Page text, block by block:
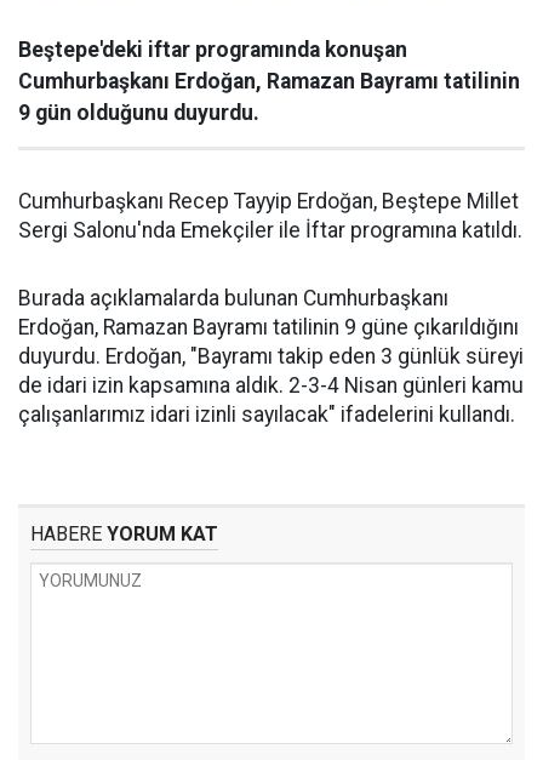
Beştepe'deki iftar programında konuşan
Cumhurbaşkanı Erdoğan, Ramazan Bayramı tatilinin
9 gün olduğunu duyurdu.
Cumhurbaşkanı Recep Tayyip Erdoğan, Beştepe Millet
Sergi Salonu'nda Emekçiler ile İftar programına katıldı.
Burada açıklamalarda bulunan Cumhurbaşkanı
Erdoğan, Ramazan Bayramı tatilinin 9 güne çıkarıldığını
duyurdu. Erdoğan, "Bayramı takip eden 3 günlük süreyi
de idari izin kapsamına aldık. 2-3-4 Nisan günleri kamu
çalışanlarımız idari izinli sayılacak" ifadelerini kullandı.
HABERE YORUM KAT